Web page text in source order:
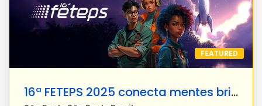
FEATURED
16ª FETEPS 2025 conecta mentes brilhantes a desafios reais